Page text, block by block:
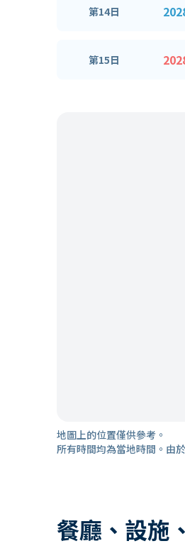
第14日
第15日
地圖上的位置僅供參考。
所有時間均為當地時間。由
餐廳、設施